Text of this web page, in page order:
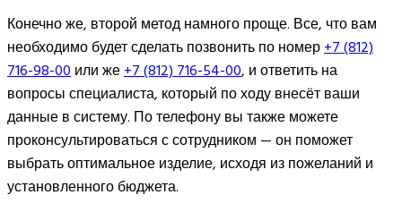
Конечно же, второй метод намного проще. Все, что вам
необходимо будет сделать позвонить по номер+7 (812)
716-98-00или же+7 (812) 716-54-00, и ответить на
вопросы специалиста, который по ходу внесёт ваши
данные в систему. По телефону вы также можете
проконсультироваться с сотрудником — он поможет
выбрать оптимальное изделие, исходя из пожеланий и
установленного бюджета.